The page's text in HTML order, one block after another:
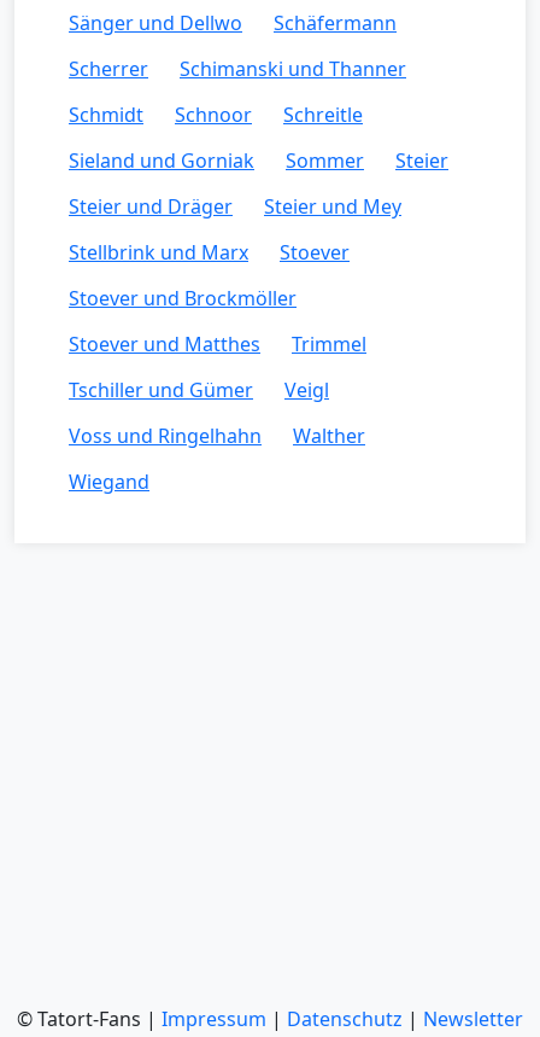
Sänger und Dellwo
Schäfermann
Scherrer
Schimanski und Thanner
Schmidt
Schnoor
Schreitle
Sieland und Gorniak
Sommer
Steier
Steier und Dräger
Steier und Mey
Stellbrink und Marx
Stoever
Stoever und Brockmöller
Stoever und Matthes
Trimmel
Tschiller und Gümer
Veigl
Voss und Ringelhahn
Walther
Wiegand
© Tatort-Fans | Impressum | Datenschutz | Newsletter